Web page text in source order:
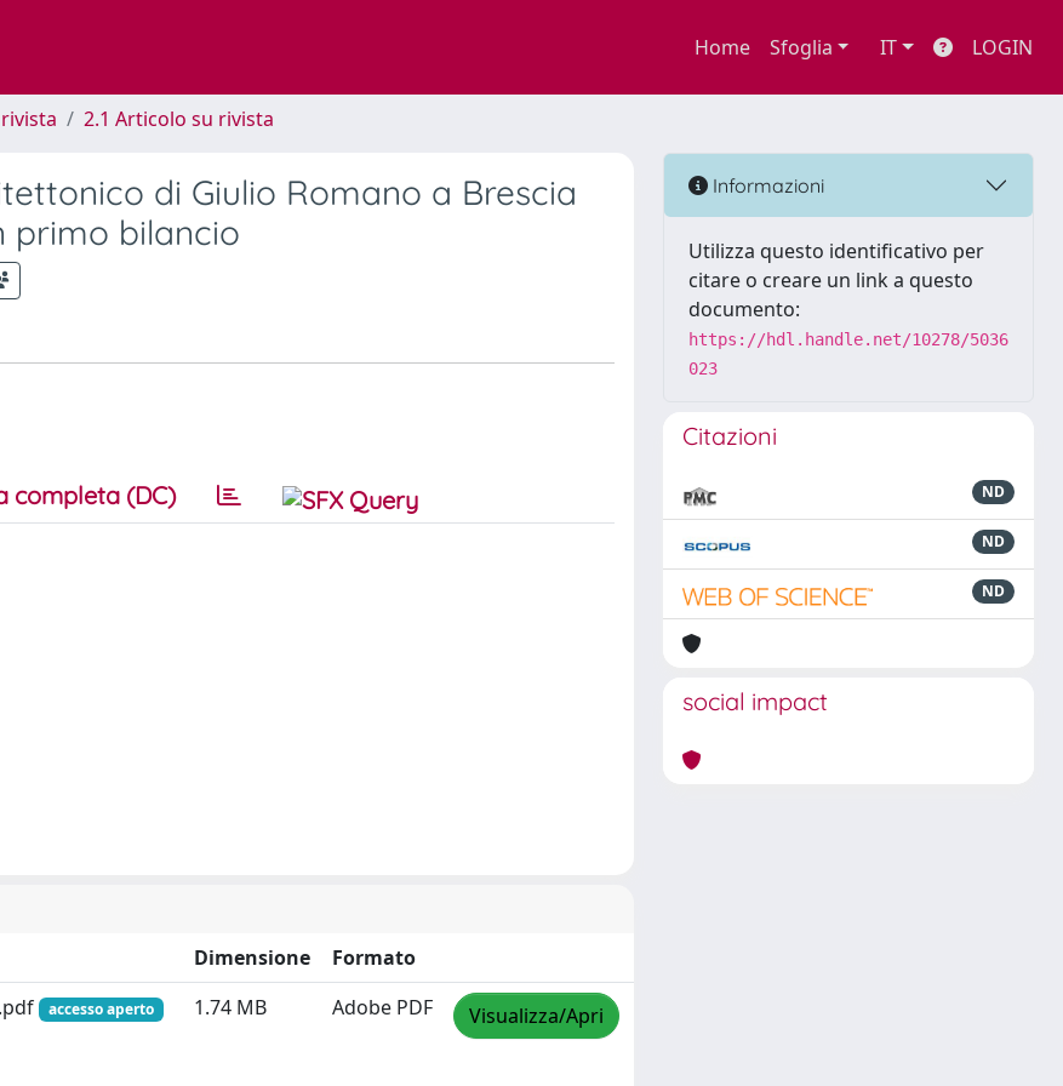
Home Sfoglia IT LOGIN
2.1 Articolo su rivista
di Giulio Romano a Brescia
primo bilancio
completa (DC)
Dimensione
Formato
accesso aperto 1.74 MB Adobe PDF Visualizza/Apri
Informazioni
Utilizza questo identificativo per
citare o creare un link a questo
documento:
https://hdl.handle.net/10278/5036
023
Citazioni
ND
ND
ND
social impact